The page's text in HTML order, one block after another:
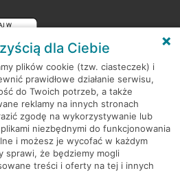
dla Ciebie
plików cookie (tzw. ciasteczek) i
prawidłowe działanie serwisu,
do Twoich potrzeb, a także
reklamy na innych stronach
zgodę na wykorzystywanie lub
niezbędnymi do funkcjonowania
i możesz je wycofać w każdym
sprawi, że będziemy mogli
treści i oferty na tej i innych